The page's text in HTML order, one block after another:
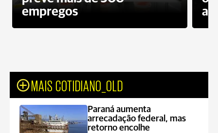
empregos
MAIS COTIDIANO_OLD
Paraná aumenta
arrecadação federal, mas
retorno encolhe